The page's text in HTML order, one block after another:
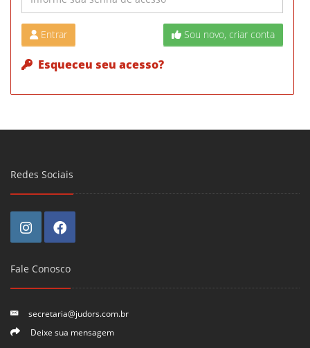
Entrar Sou novo, criar conta
Esqueceu seu acesso?
Redes Sociais
Fale Conosco
secretaria@judors.com.br
Deixe sua mensagem